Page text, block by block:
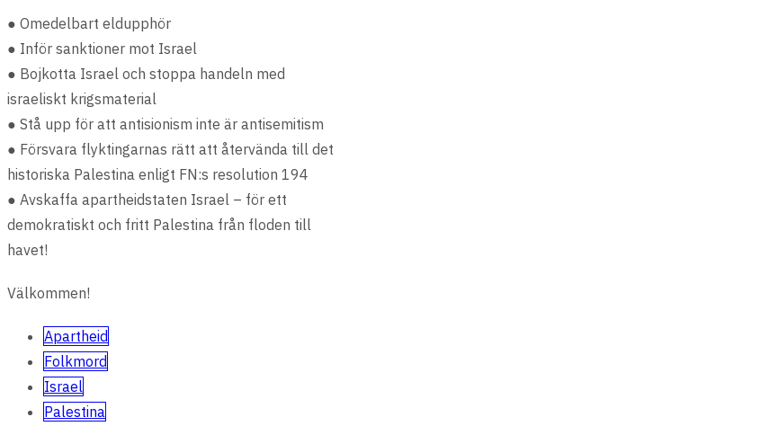
● Omedelbart eldupphör
● Inför sanktioner mot Israel
● Bojkotta Israel och stoppa handeln med
israeliskt krigsmaterial
● Stå upp för att antisionism inte är antisemitism
● Försvara flyktingarnas rätt att återvända till det
historiska Palestina enligt FN:s resolution 194
● Avskaffa apartheidstaten Israel – för ett
demokratiskt och fritt Palestina från floden till
havet!
Välkommen!
Apartheid
Folkmord
Israel
Palestina